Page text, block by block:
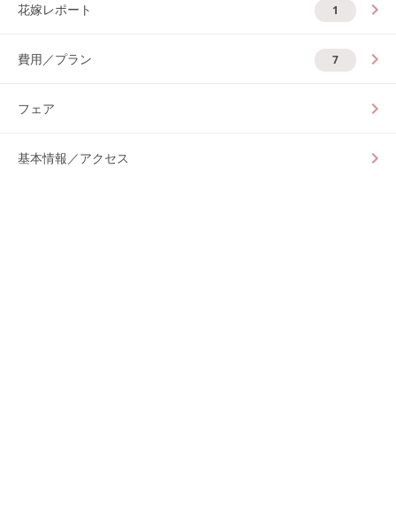
花嫁レポート 1
費用／プラン 7
フェア
基本情報／アクセス